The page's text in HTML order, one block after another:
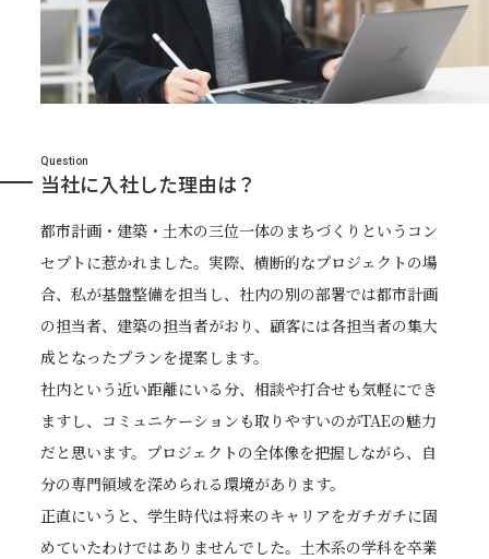
Question
当社に入社した理由は？
都市計画・建築・土木の三位一体のまちづくりというコン
セプトに惹かれました。実際、横断的なプロジェクトの場
合、私が基盤整備を担当し、社内の別の部署では都市計画
の担当者、建築の担当者がおり、顧客には各担当者の集大
成となったプランを提案します。
社内という近い距離にいる分、相談や打合せも気軽にでき
ますし、コミュニケーションも取りやすいのがTAEの魅力
だと思います。プロジェクトの全体像を把握しながら、自
分の専門領域を深められる環境があります。
正直にいうと、学生時代は将来のキャリアをガチガチに固
めていたわけではありませんでした。土木系の学科を卒業